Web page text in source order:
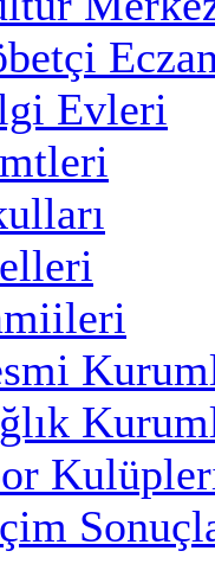
Evleri